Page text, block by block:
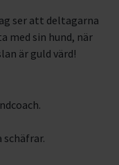
ser att deltagarna
med sin hund, när
är guld värd!
schäfrar.